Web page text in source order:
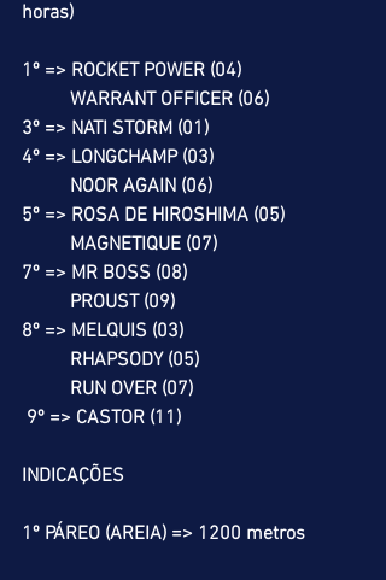
horas)
1º => ROCKET POWER (04)
          WARRANT OFFICER (06)
3º => NATI STORM (01)
4º => LONGCHAMP (03)
          NOOR AGAIN (06)
5º => ROSA DE HIROSHIMA (05)
          MAGNETIQUE (07)
7º => MR BOSS (08)
          PROUST (09)
8º => MELQUIS (03)
          RHAPSODY (05)
          RUN OVER (07)
9º => CASTOR (11)
INDICAÇÕES
1º PÁREO (AREIA) => 1200 metros